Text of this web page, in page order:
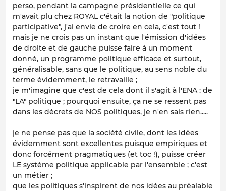
perso, pendant la campagne présidentielle ce qui
m'avait plu chez ROYAL c'était la notion de "politique
participative", j'ai envie de croire en cela, c'est tout !
mais je ne crois pas un instant que l'émission d'idées
de droite et de gauche puisse faire à un moment
donné, un programme politique efficace et surtout,
généralisable, sans que le politique, au sens noble du
terme évidemment, le retravaille ;
je m'imagine que c'est de cela dont il s'agit à l'ENA : de
"LA" politique ; pourquoi ensuite, ça ne se ressent pas
dans les décrets de NOS politiques, je n'en sais rien.....
je ne pense pas que la société civile, dont les idées
évidemment sont excellentes puisque empiriques et
donc forcément pragmatiques (et toc !), puisse créer
LE système politique applicable par l'ensemble ; c'est
un métier ;
que les politiques s'inspirent de nos idées au préalable